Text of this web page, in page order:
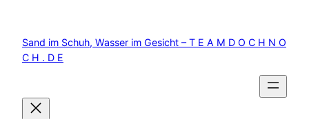
springen
Sand im Schuh, Wasser im Gesicht – T E A M D O C H N O
C H . D E